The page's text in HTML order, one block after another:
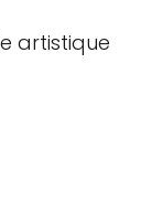
artistique